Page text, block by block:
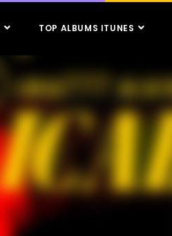
TOP ALBUMS ITUNES